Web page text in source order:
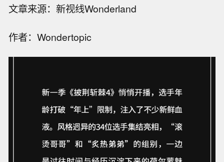
文章来源：新视线Wonderland
作者：Wondertopic